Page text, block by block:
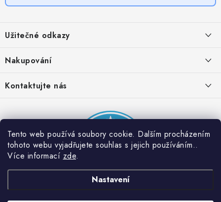
Tento web používá soubory cookie. Dalším procházením
tohoto webu vyjadřujete souhlas s jejich používáním..
Více informací zde.
Nastavení
p
a
Užitečné odkazy
Provizní systém
Partner stránek: Super plecháček
Nakupování
Podmínky akce 2 + 1 zdarma
Kontaktujte nás